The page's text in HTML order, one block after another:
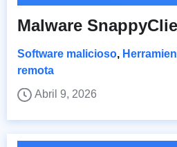
Malware
Software malicioso,
remota
Abril 9, 2026